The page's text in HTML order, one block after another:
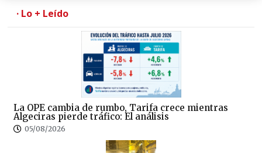
· Lo + Leído
La OPE cambia de rumbo, Tarifa crece mientras
Algeciras pierde tráfico: El análisis
05/08/2026